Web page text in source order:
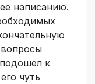
написанию.
к
чуть